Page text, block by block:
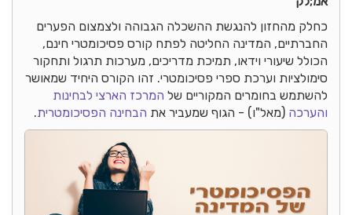
כחלק מהחזון להנגשת ההשכלה הגבוהה ולצמצום הפערים
החברתיים, המדינה החליטה לפתח קורס פסיכומטרי חינם,
הכולל שיעורי וידאו, תמיכת מדריכים, מערכות תרגול ותחקור
סימולציות וערכת ספרי פסיכומטרי. זהו הקורס היחיד שמאושר
להשתמש בחומרים המקוריים של המרכז הארצי לבחינות
והערכה (מאל"ו) - הגוף שמעביר את הבחינה הפסיכומטרית.